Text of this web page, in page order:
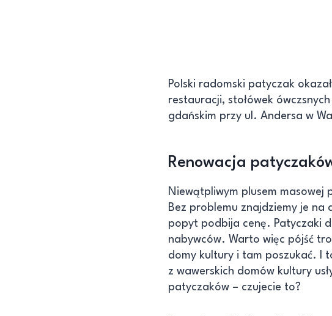
Polski radomski patyczak
restauracji, stołówek
gdańskim przy ul. Andersa w
Renowacja
Niewątpliwym plusem masowej
Bez problemu znajdziemy je
popyt podbija cenę. Patyczaki
nabywców. Warto więc pójść
domy kultury i tam poszukać. I
z wawerskich domów kultury
patyczaków – czujecie to?